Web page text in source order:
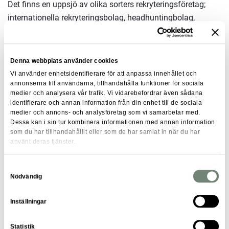
Denna webbplats använder cookies
Vi använder enhetsidentifierare för att anpassa innehållet och
annonserna till användarna, tillhandahålla funktioner för sociala
medier och analysera vår trafik. Vi vidarebefordrar även sådana
identifierare och annan information från din enhet till de sociala
medier och annons- och analysföretag som vi samarbetar med.
Dessa kan i sin tur kombinera informationen med annan information
som du har tillhandahållit eller som de har samlat in när du har
använt deras tjänster.
Nödvändig
Inställningar
Statistik
Det finns en uppsjö av olika sorters rekryteringsföretag;
internationella rekryteringsbolag, headhuntingbolag,
nischade rekryteringsbolag mot olika specifika branscher
och så vidare. Undersök vilka rekryteringsbolag som har
rätt inriktning för dig och din bakgrund utifrån vilken
bransch och roll som du eftersöker. Rekryteringsbolagen
arbetar på olika sätt med att hitta, söka och bearbeta
potentiella kandidater. Kontakta därför gärna en rekryterare
på rekryteringsföretaget och fråga hur du ska göra för att
vara synbar hos dem.
Var inte för stolt för att be om hjälp. Tänk på att andra
människor har oftast ingen aning om vad du söker och de
mest oväntade personer kan sitta på värdefulla kontakter.
Våga också att prata både med dina vänner och inom din